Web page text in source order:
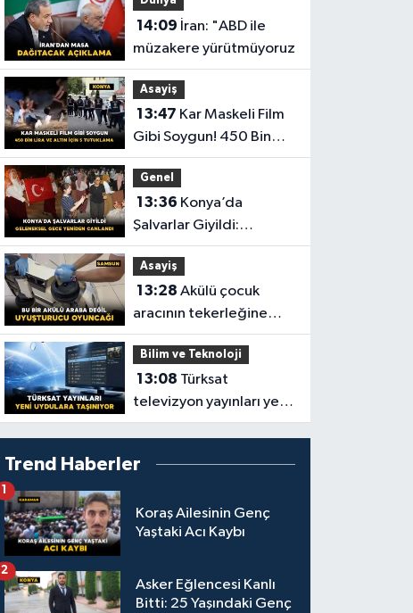
14:09
müzakere yürütmüyoruz
Asayiş
13:47
Gibi Soygun! 450 Bin
Lira ve Altın İçin 5
Tutuklama
Genel
13:36
Şalvarlar Giyildi:
Geleneksel Gece
Yeniden Canlandı
Asayiş
13:28
aracının tekerleğine
zulalanmış 705 gram
metamfetamin ele
geçirildi
Bilim ve Teknoloji
13:08
televizyon yayınları yeni
nesil uydulara taşınıyor
Trend Haberler
Koraş Ailesinin Genç
Yaştaki Acı Kaybı
1
Asker Eğlencesi Kanlı
Bitti: 25 Yaşındaki Genç
2